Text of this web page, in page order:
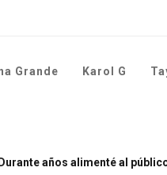
Grande Karol G
alimenté al público con contenidos muy